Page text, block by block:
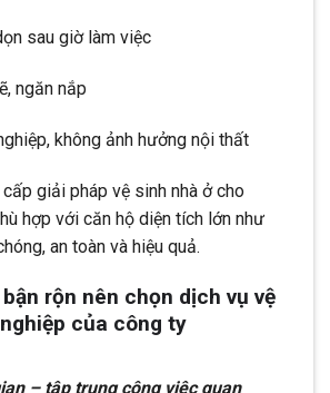
sau giờ làm việc
ngăn nắp
không ảnh hưởng nội thất
giải pháp vệ sinh nhà ở cho
hợp với căn hộ diện tích lớn như
an toàn và hiệu quả.
rộn nên chọn dịch vụ vệ
của công ty
– tập trung công việc quan